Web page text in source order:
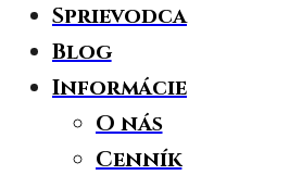
Sprievodca
Blog
Informácie
O nás
Cenník